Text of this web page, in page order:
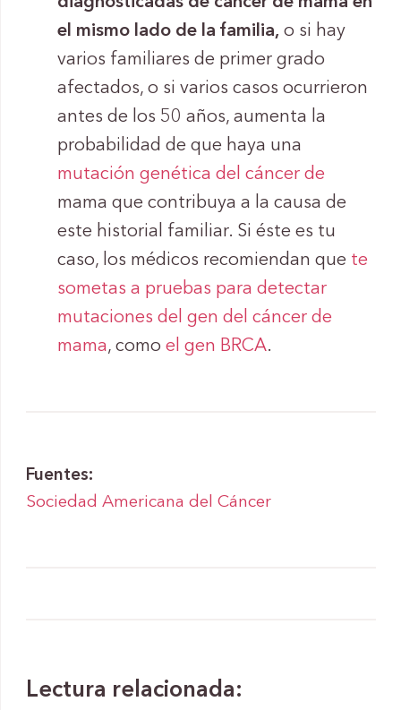
el mismo lado de la familia, o si hay
varios familiares de primer grado
afectados, o si varios casos ocurrieron
antes de los 50 años, aumenta la
probabilidad de que haya una
mutación genética del cáncer de
mama que contribuya a la causa de
este historial familiar. Si éste es tu
caso, los médicos recomiendan que te
sometas a pruebas para detectar
mutaciones del gen del cáncer de
mama, como el gen BRCA.
Fuentes:
Sociedad Americana del Cáncer
Lectura relacionada: